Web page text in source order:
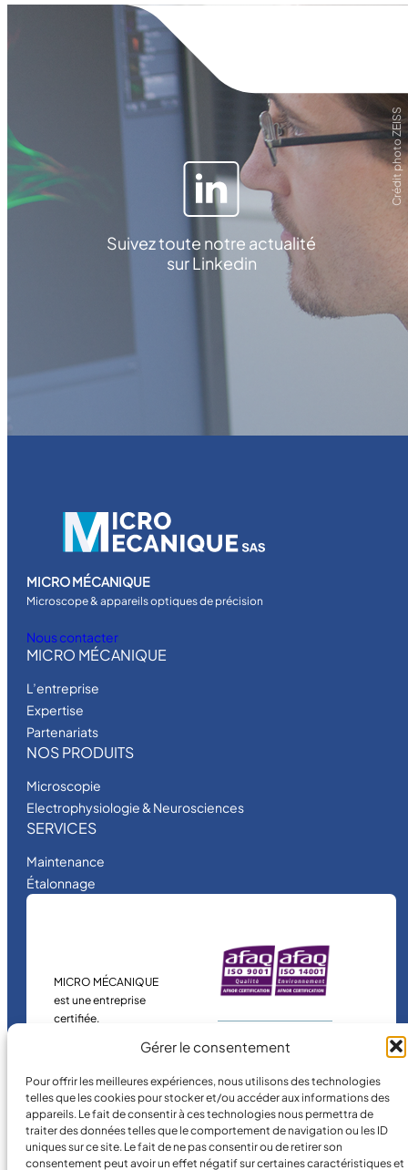
Gérer le consentement
Pour offrir les meilleures expériences, nous utilisons des technologies
telles que les cookies pour stocker et/ou accéder aux informations des
appareils. Le fait de consentir à ces technologies nous permettra de
traiter des données telles que le comportement de navigation ou les ID
uniques sur ce site. Le fait de ne pas consentir ou de retirer son
consentement peut avoir un effet négatif sur certaines caractéristiques et
Suivez toute notre actualité
sur Linkedin
MICRO MÉCANIQUE
Microscope & appareils optiques de précision
Nous contacter
MICRO MÉCANIQUE
L’entreprise
Expertise
Partenariats
NOS PRODUITS
Microscopie
Electrophysiologie & Neurosciences
SERVICES
Maintenance
Étalonnage
MICRO MÉCANIQUE
est une entreprise
certifiée.
Crédit photo ZEISS